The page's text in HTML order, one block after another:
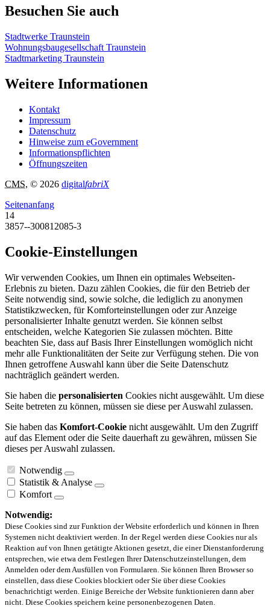
Besuchen Sie auch
Stadtwerke Traunstein
Wohnungsbaugesellschaft Traunstein
Stadtmarketing Traunstein
Weitere Informationen
Kontakt
Impressum
Datenschutz
Hinweise zum eGovernment
Informationspflichten
Öffnungszeiten
CMS, © 2026 digitalfabriX
Seitenanfang
14
3857--300812085-3
Cookie-Einstellungen
Wir verwenden Cookies, um Ihnen ein optimales Webseiten-
Erlebnis zu bieten. Dazu zählen Cookies, die für den Betrieb der
Seite notwendig sind, sowie solche, die lediglich zu anonymen
Statistikzwecken, für Komforteinstellungen oder zur Anzeige
personalisierter Inhalte genutzt werden. Sie können selbst
entscheiden, welche Kategorien Sie zulassen möchten. Bitte
beachten Sie, dass auf Basis Ihrer Einstellungen womöglich nicht
mehr alle Funktionalitäten der Seite zur Verfügung stehen. Die von
Ihnen getroffene Auswahl kann über die Seite Datenschutz
nachträglich geändert werden.
Sie haben die personalisierten Cookies nicht ausgewählt. Um diese
Seite betreten zu können, müssen sie diese per Auswahl zulassen.
Sie haben das Komfort-Cookie nicht ausgewählt. Um den Zugriff
auf das Element oder die Seite dauerhaft zu gewähren, müssen Sie
dieses per Auswahl zulassen.
Notwendig
Statistik & Analyse
Komfort
Notwendig:
Diese Cookies sind zur Funktion der Website erforderlich und können in Ihren
Systemen nicht deaktiviert werden. In der Regel werden diese Cookies nur als
Reaktion auf von Ihnen getätigte Aktionen gesetzt, die einer Dienstanforderung
entsprechen, wie etwa dem Festlegen Ihrer Datenschutzeinstellungen, dem
Anmelden oder dem Ausfüllen von Formularen. Sie können Ihren Browser so
einstellen, dass diese Cookies blockiert oder Sie über diese Cookies
benachrichtigt werden. Einige Bereiche der Website funktionieren dann aber
nicht. Diese Cookies speichern keine personenbezogenen Daten.